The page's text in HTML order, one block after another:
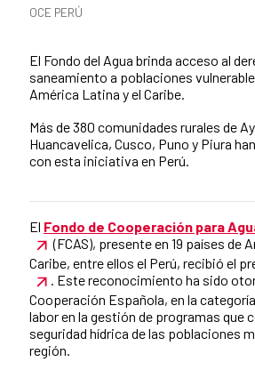
News categories
OCE PERÚ
El Fondo del Agua brinda acceso al
saneamiento a poblaciones
América Latina y el Caribe.
Más de 380 comunidades rurales de
Huancavelica, Cusco, Puno y Piura
con esta iniciativa en Perú.
News content
El Fondo de Cooperación para
(FCAS), presente en 19 países de
Caribe, entre ellos el Perú, recibió el
. Este reconocimiento ha sido
Cooperación Española, en la
labor en la gestión de programas que
seguridad hídrica de las poblaciones
región.